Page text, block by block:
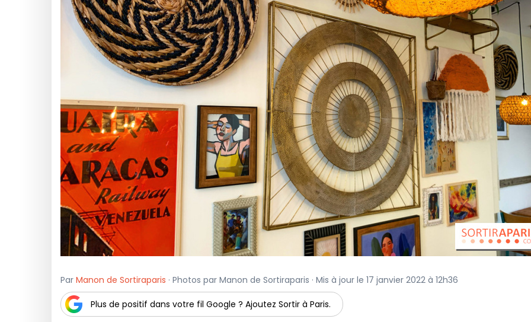
Par Manon de Sortiraparis · Photos par Manon de Sortiraparis · Mis à jour le 17 janvier 2022 à 12h36
Plus de positif dans votre fil Google ? Ajoutez Sortir à Paris.